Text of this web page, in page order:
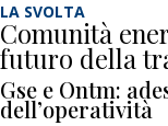
LA SVOLTA
Comunità
futuro della
Gse e Ontm:
dell’operatività